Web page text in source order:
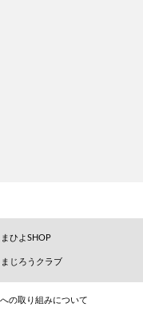
ひよSHOP
まじろうクラブ
の取り組みについて